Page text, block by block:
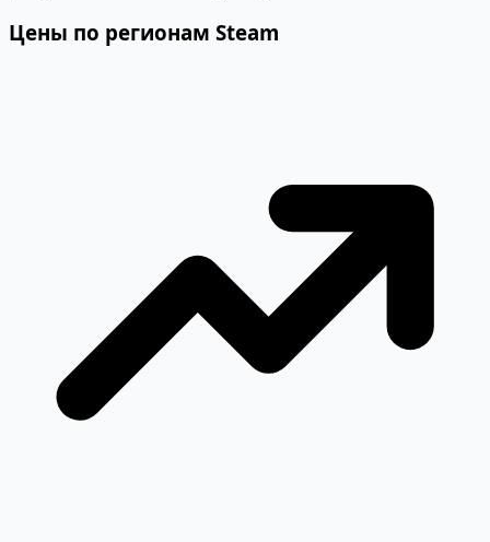
Цены по регионам Steam